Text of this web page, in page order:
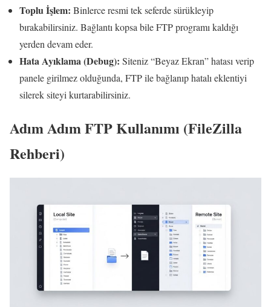
Toplu İşlem: Binlerce resmi tek seferde sürükleyip
bırakabilirsiniz. Bağlantı kopsa bile FTP programı kaldığı
yerden devam eder.
Hata Ayıklama (Debug): Siteniz “Beyaz Ekran” hatası verip
panele girilmez olduğunda, FTP ile bağlanıp hatalı eklentiyi
silerek siteyi kurtarabilirsiniz.
Adım Adım FTP Kullanımı (FileZilla
Rehberi)